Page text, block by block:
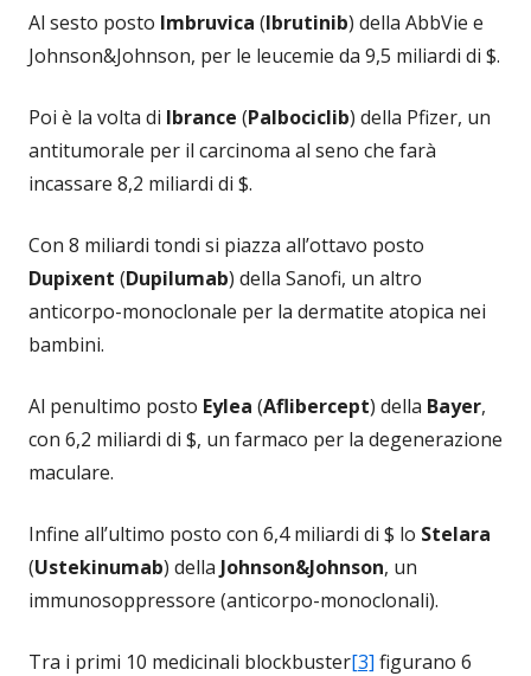
Al sesto posto Imbruvica (Ibrutinib) della AbbVie e
Johnson&Johnson, per le leucemie da 9,5 miliardi di $.
Poi è la volta di Ibrance (Palbociclib) della Pfizer, un
antitumorale per il carcinoma al seno che farà
incassare 8,2 miliardi di $.
Con 8 miliardi tondi si piazza all’ottavo posto
Dupixent (Dupilumab) della Sanofi, un altro
anticorpo-monoclonale per la dermatite atopica nei
bambini.
Al penultimo posto Eylea (Aflibercept) della Bayer,
con 6,2 miliardi di $, un farmaco per la degenerazione
maculare.
Infine all’ultimo posto con 6,4 miliardi di $ lo Stelara
(Ustekinumab) della Johnson&Johnson, un
immunosoppressore (anticorpo-monoclonali).
Tra i primi 10 medicinali blockbuster[3] figurano 6